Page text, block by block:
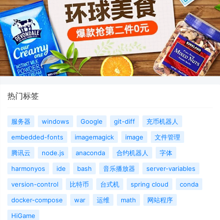
热门标签
服务器 windows Google git-diff
充币机器人
embedded-fonts
imagemagick image
文件管理
腾讯云
node.js anaconda 合约机器人
字体
harmonyos
ide bash 音乐播放器
server-variables
version-control
比特币 台式机 spring cloud
conda
docker-compose
war 运维 math
网站程序
HiGame